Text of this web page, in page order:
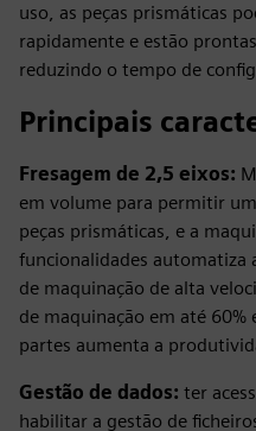
uso, as peças prismáticas
rapidamente e estão
reduzindo o tempo de
Principais
Fresagem de 2,5 eixos:
em volume para permitir
peças prismáticas, e a
funcionalidades automatiza
de maquinação de alta
de maquinação em até 60%
partes aumenta a
Gestão de dados: ter
habilitar a gestão de